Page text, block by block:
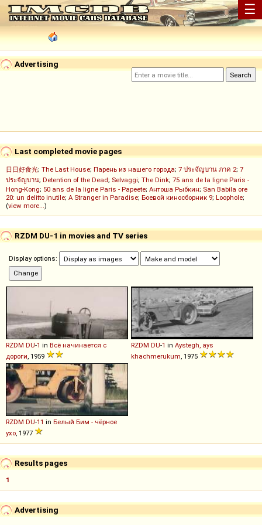
☰
Advertising
Last completed movie pages
日日好食光; The Last House; Парень из нашего города; 7 ประจัญบาน ภาค 2; 7
ประจัญบาน; Detention of the Dead; Selvaggi; The Dink; 75 ans de la ligne Paris -
Hong-Kong; 50 ans de la ligne Paris - Papeete; Антоша Рыбкин; San Babila ore
20: un delitto inutile; A Stranger in Paradise; Боевой киносборник 9; Loophole;
(view more...)
RZDM DU-1 in movies and TV series
Display options:
RZDM DU-1 in Всё начинается с
дороги , 1959
RZDM DU-1 in Aystegh, ays
khachmerukum , 1975
RZDM DU-11 in Белый Бим - чёрное
ухо , 1977
Results pages
1
Advertising